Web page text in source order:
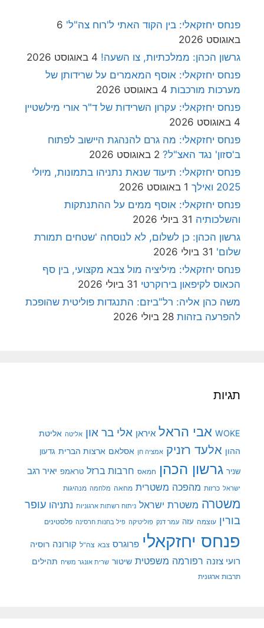
פנחס יחזקאלי: בין הקוד האתי ל'רוח צה"ל' 6
באוגוסט 2026
גרשון הכהן: ממלכתיות, צו השעה! 4 באוגוסט 2026
פנחס יחזקאלי: אוסף המאמרים על שרידותן של
מערכות מורכבות 4 באוגוסט 2026
פנחס יחזקאלי: עקרון השרידות של ד"ר אורי מילשטיין
4 באוגוסט 2026
פנחס יחזקאלי: מה גרם להנהגת היישוב לפתוח
ב'סזון' נגד האצ"ל? 2 באוגוסט 2026
פנחס יחזקאלי: תיעוד שנאת נתניהו בתמונות, מיולי
2025 ואילך
1 באוגוסט 2026
פנחס יחזקאלי: אוסף ממים על ההתנתקות
והשלכותיה 31 ביולי 2026
גרשון הכהן: כן לשלום, לא לנוסחה 'שטחים תמורת
שלום' 31 ביולי 2026
פנחס יחזקאלי: מיליציה מול צבא מקצועי, בין סף
הכאוס לקיפאון בירוקרטי 31 ביולי 2026
משה כהן אליה: רל"ביזם: התנגדות פוליטית שהופכת
להפרעה בזהות 28 ביולי 2026
תגיות
WOKE אבי הראל איראן אלי בר און אליטה אליטת
ההון אלעד רזניק אמציה חן אסלאם ארצות הברית גדעון
שניר גרשון הכהן חמאס חרבות ברזל טראמפ יאיר רגב
ישראל כרזות מהפכה משטרית מחאה מלחמה מנהיגות
משטרה משטרת ישראל ניתוח רשתות ארגוניות נתניהו עופר
בורין עוצמה עזה עמר דנק פוליטיקה פיל בחנות חרסינה פלסטינים
פנחס יחזקאלי פרוגרס צבא צה"ל קורונה רוסיה
רועי צזנה רפורמה משפטית שיטור שרית אונגר משיח תהילים
תרבות ארגונית